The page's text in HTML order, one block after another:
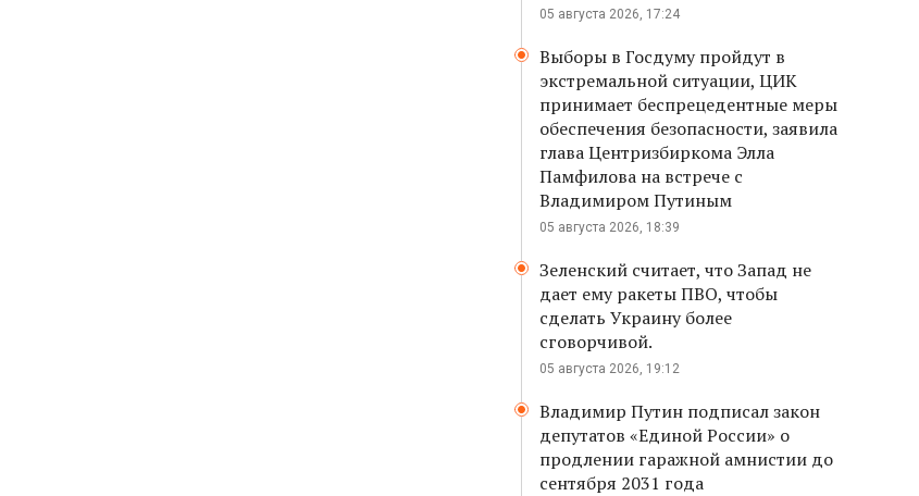
05 августа 2026, 17:24
Выборы в Госдуму пройдут в
экстремальной ситуации, ЦИК
принимает беспрецедентные меры
обеспечения безопасности, заявила
глава Центризбиркома Элла
Памфилова на встрече с
Владимиром Путиным
05 августа 2026, 18:39
Зеленский считает, что Запад не
дает ему ракеты ПВО, чтобы
сделать Украину более
сговорчивой.
05 августа 2026, 19:12
Владимир Путин подписал закон
депутатов «Единой России» о
продлении гаражной амнистии до
сентября 2031 года